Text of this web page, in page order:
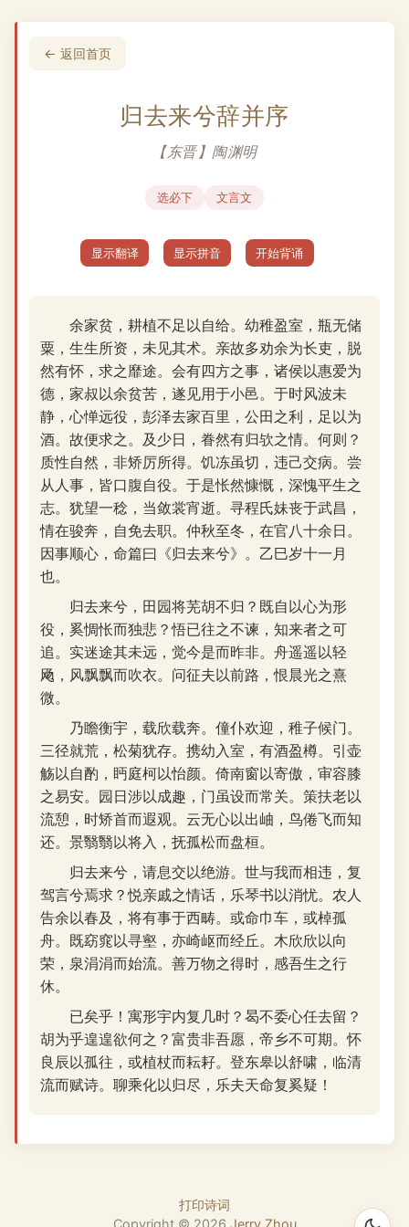
← 返回首页
归去来兮辞并序
【东晋】陶渊明
选必下 文言文
显示翻译 显示拼音 开始背诵
余家贫，耕植不足以自给。幼稚盈室，瓶无储
粟，生生所资，未见其术。亲故多劝余为长吏，脱
然有怀，求之靡途。会有四方之事，诸侯以惠爱为
德，家叔以余贫苦，遂见用于小邑。于时风波未
静，心惮远役，彭泽去家百里，公田之利，足以为
酒。故便求之。及少日，眷然有归欤之情。何则？
质性自然，非矫厉所得。饥冻虽切，违己交病。尝
从人事，皆口腹自役。于是怅然慷慨，深愧平生之
志。犹望一稔，当敛裳宵逝。寻程氏妹丧于武昌，
情在骏奔，自免去职。仲秋至冬，在官八十余日。
因事顺心，命篇曰《归去来兮》。乙巳岁十一月
也。
归去来兮，田园将芜胡不归？既自以心为形
役，奚惆怅而独悲？悟已往之不谏，知来者之可
追。实迷途其未远，觉今是而昨非。舟遥遥以轻
飏，风飘飘而吹衣。问征夫以前路，恨晨光之熹
微。
乃瞻衡宇，载欣载奔。僮仆欢迎，稚子候门。
三径就荒，松菊犹存。携幼入室，有酒盈樽。引壶
觞以自酌，眄庭柯以怡颜。倚南窗以寄傲，审容膝
之易安。园日涉以成趣，门虽设而常关。策扶老以
流憩，时矫首而遐观。云无心以出岫，鸟倦飞而知
还。景翳翳以将入，抚孤松而盘桓。
归去来兮，请息交以绝游。世与我而相违，复
驾言兮焉求？悦亲戚之情话，乐琴书以消忧。农人
告余以春及，将有事于西畴。或命巾车，或棹孤
舟。既窈窕以寻壑，亦崎岖而经丘。木欣欣以向
荣，泉涓涓而始流。善万物之得时，感吾生之行
休。
已矣乎！寓形宇内复几时？曷不委心任去留？
胡为乎遑遑欲何之？富贵非吾愿，帝乡不可期。怀
良辰以孤往，或植杖而耘耔。登东皋以舒啸，临清
流而赋诗。聊乘化以归尽，乐夫天命复奚疑！
打印诗词